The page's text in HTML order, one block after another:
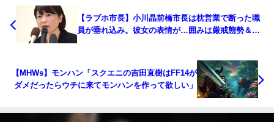
【ラブホ市長】小川晶前橋市長は枕営業で断った職
員が垂れ込み。彼女の表情が…囲みは厳戒態勢＆質
【MHWs】モンハン「スクエニの吉田直樹はFF14が
ダメだったらウチに来てモンハンを作って欲しい」